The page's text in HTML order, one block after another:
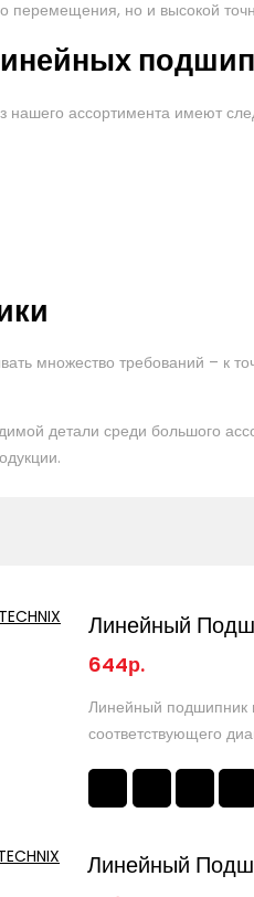
перемещения, но и высокой
ассортимента имеют
множество требований – к
детали среди большого
Линейный
644р.
Линейный подшипник
соответствующего
Линейный